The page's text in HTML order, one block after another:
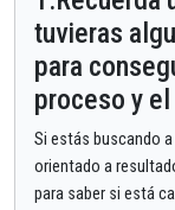
tuvieras
para
proceso y
Si estás buscando
orientado a
para saber si está